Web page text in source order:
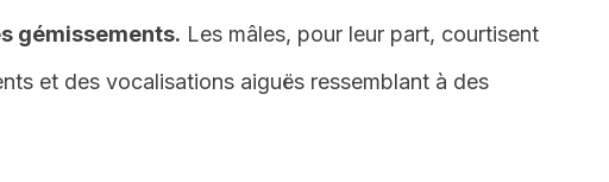
gémissements. Les mâles, pour leur part, courtisent
et des vocalisations aiguës ressemblant à des